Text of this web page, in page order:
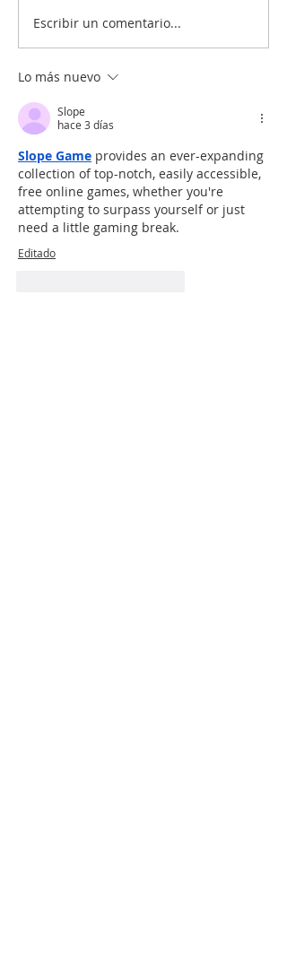
¡Tu salud es nuestra
prioridad! 💙💉
Escribir un comentario...
Lo más nuevo
Slope
hace 3 días
Slope Game provides an ever-expanding
collection of top-notch, easily accessible,
free online games, whether you're
attempting to surpass yourself or just
need a little gaming break.
Editado